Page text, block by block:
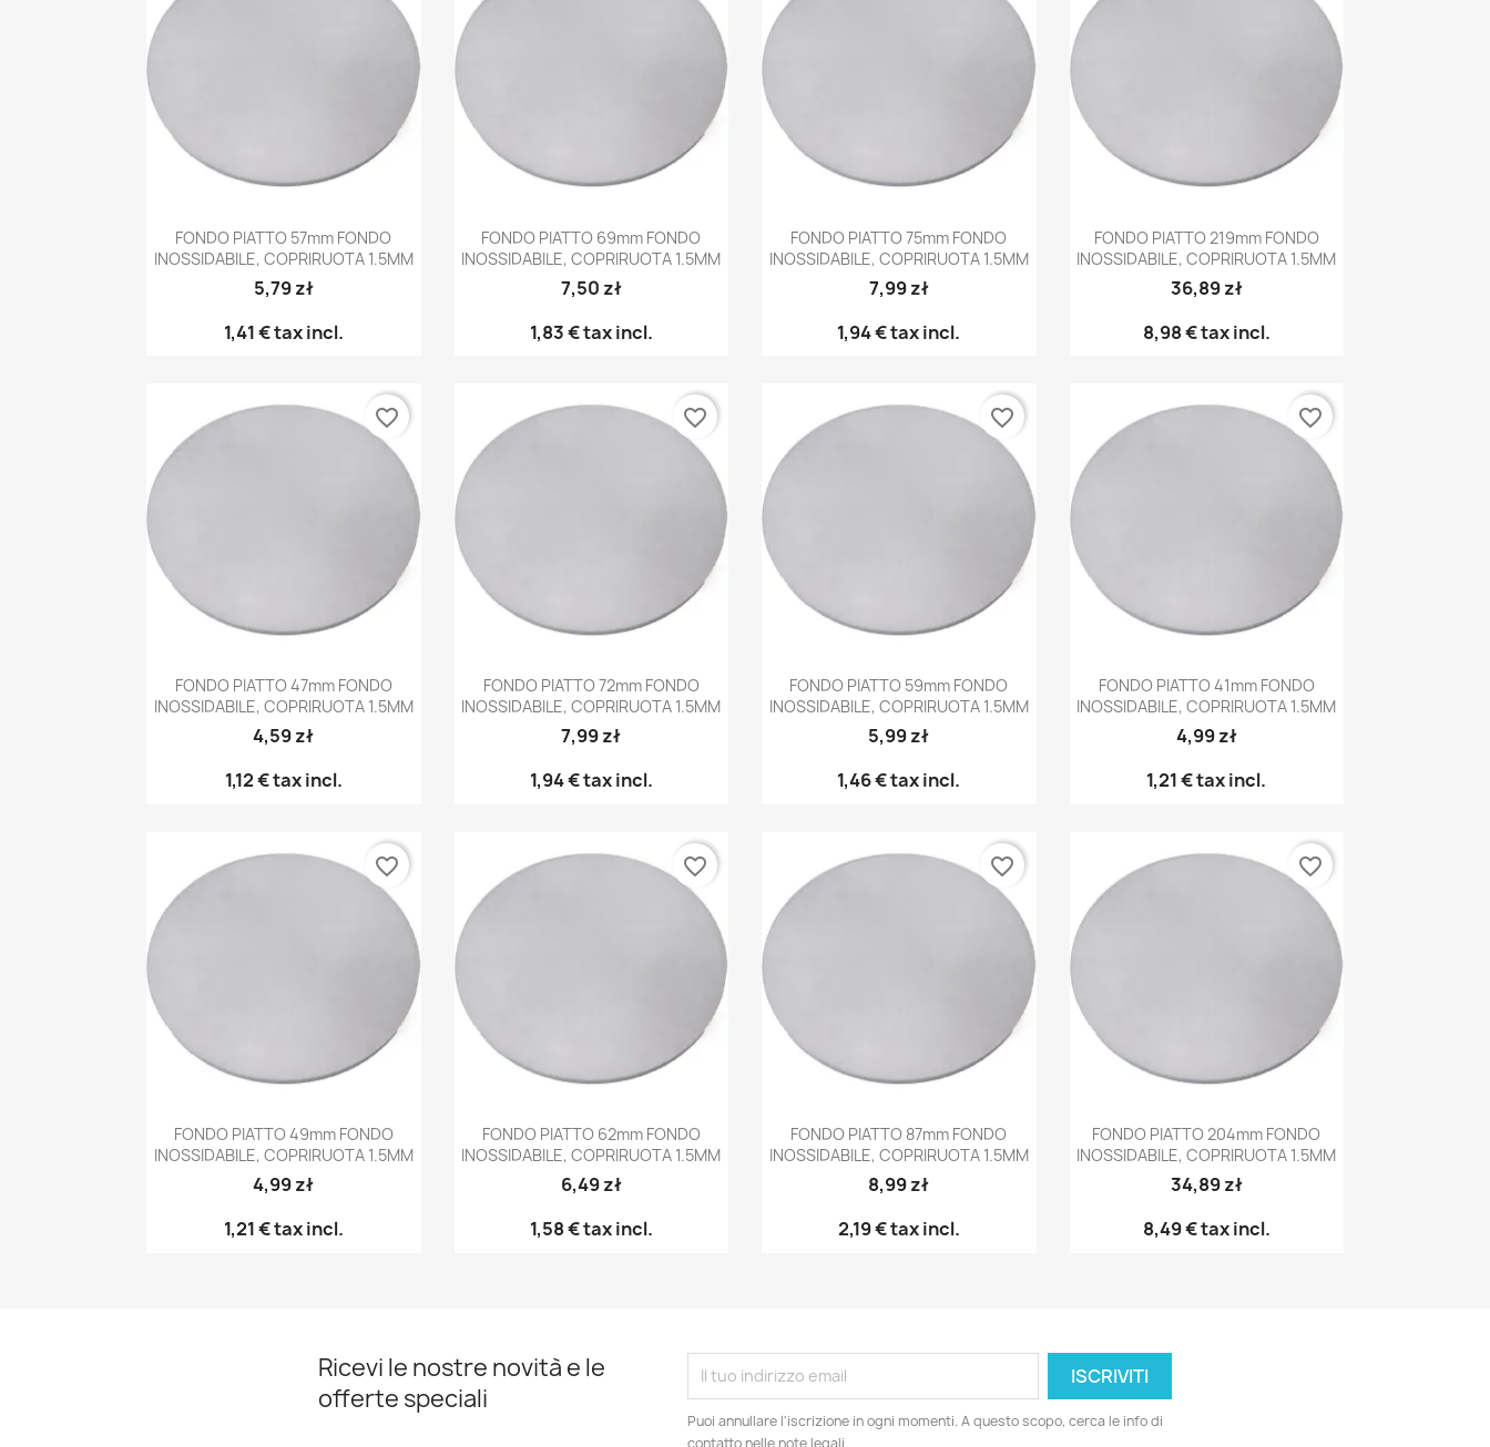
Anteprima
FONDO PIATTO 57mm FONDO
INOSSIDABILE, COPRIRUOTA 1.5MM
5,79 zł
1,41 €tax incl.
Anteprima
FONDO PIATTO 69mm FONDO
INOSSIDABILE, COPRIRUOTA 1.5MM
7,50 zł
1,83 €tax incl.
Anteprima
FONDO PIATTO 75mm FONDO
INOSSIDABILE, COPRIRUOTA 1.5MM
7,99 zł
1,94 €tax incl.
Anteprima
FONDO PIATTO 219mm FONDO
INOSSIDABILE, COPRIRUOTA 1.5MM
36,89 zł
8,98 €tax incl.
Anteprima
FONDO PIATTO 47mm FONDO
INOSSIDABILE, COPRIRUOTA 1.5MM
4,59 zł
1,12 €tax incl.
favorite_border
Anteprima
FONDO PIATTO 72mm FONDO
INOSSIDABILE, COPRIRUOTA 1.5MM
7,99 zł
1,94 €tax incl.
favorite_border
Anteprima
FONDO PIATTO 59mm FONDO
INOSSIDABILE, COPRIRUOTA 1.5MM
5,99 zł
1,46 €tax incl.
favorite_border
Anteprima
FONDO PIATTO 41mm FONDO
INOSSIDABILE, COPRIRUOTA 1.5MM
4,99 zł
1,21 €tax incl.
favorite_border
Anteprima
FONDO PIATTO 49mm FONDO
INOSSIDABILE, COPRIRUOTA 1.5MM
4,99 zł
1,21 €tax incl.
favorite_border
Anteprima
FONDO PIATTO 62mm FONDO
INOSSIDABILE, COPRIRUOTA 1.5MM
6,49 zł
1,58 €tax incl.
favorite_border
Anteprima
FONDO PIATTO 87mm FONDO
INOSSIDABILE, COPRIRUOTA 1.5MM
8,99 zł
2,19 €tax incl.
favorite_border
Anteprima
FONDO PIATTO 204mm FONDO
INOSSIDABILE, COPRIRUOTA 1.5MM
34,89 zł
8,49 €tax incl.
favorite_border
Ricevi le nostre novità e le
offerte speciali
Puoi annullare l'iscrizione in ogni momenti. A questo scopo, cerca le info di
contatto nelle note legali.